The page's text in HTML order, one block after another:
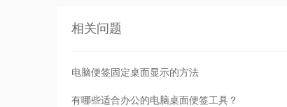
相关问题
电脑便签固定桌面显示的方法
有哪些适合办公的电脑桌面便签工具？